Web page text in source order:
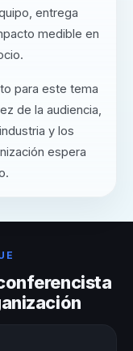
entrega
medible en
para este tema
de la audiencia,
y los
espera